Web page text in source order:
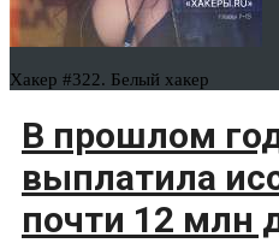
Хакер #322. Белый хакер
В прошлом
выплатила
почти 12 млн